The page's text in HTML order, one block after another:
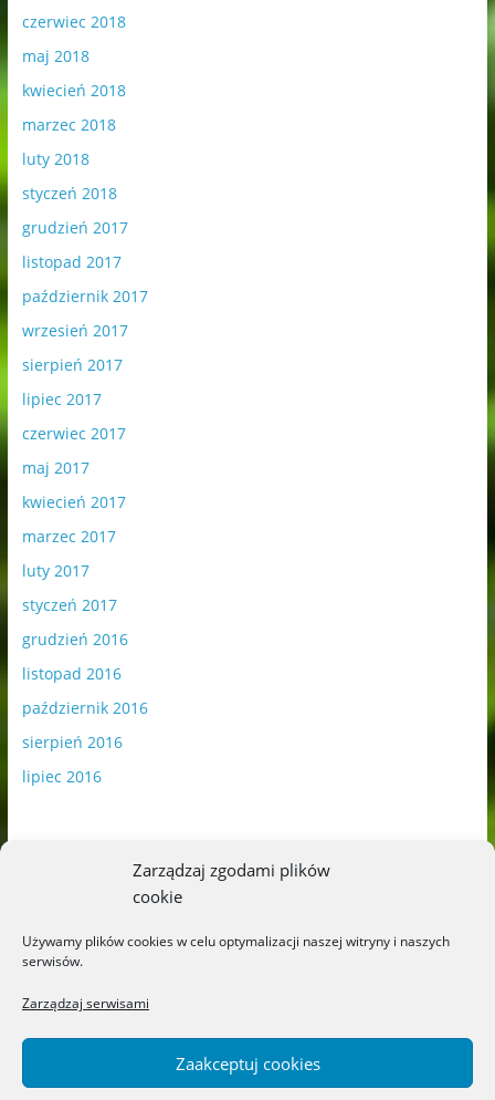
Zarządzaj zgodami plików
cookie
Używamy plików cookies w celu optymalizacji naszej witryny i naszych
serwisów.
Zarządzaj serwisami
Zaakceptuj cookies
czerwiec 2018
maj 2018
kwiecień 2018
marzec 2018
luty 2018
styczeń 2018
grudzień 2017
listopad 2017
październik 2017
wrzesień 2017
sierpień 2017
lipiec 2017
czerwiec 2017
maj 2017
kwiecień 2017
marzec 2017
luty 2017
styczeń 2017
grudzień 2016
listopad 2016
październik 2016
sierpień 2016
lipiec 2016